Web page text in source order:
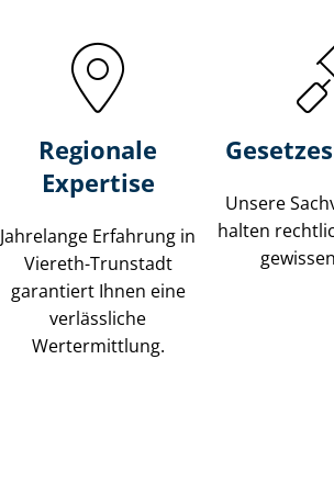
Regionale
Expertise
Jahrelange Erfahrung in
Viereth-Trunstadt
garantiert Ihnen eine
verlässliche
Wertermittlung.
Unsere
halten